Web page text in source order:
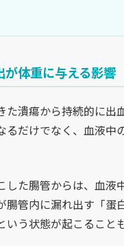
が体重に与える影響
た潰瘍から持続的に出
るだけでなく、血液中
した腸管からは、血液
腸管内に漏れ出す「蛋
う状態が起こること